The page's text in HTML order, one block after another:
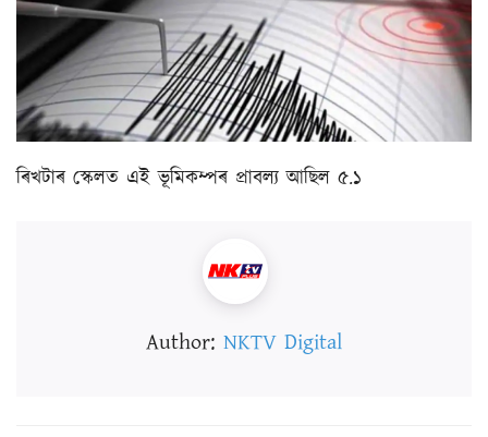
ৰিখটাৰ স্কেলত এই ভূমিকম্পৰ প্ৰাবল্য আছিল ৫.১
Author: NKTV Digital